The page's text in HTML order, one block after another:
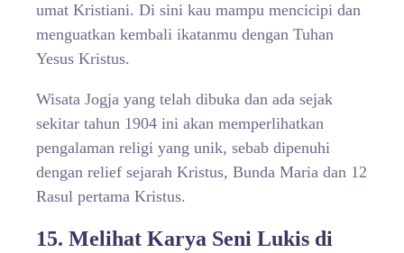
umat Kristiani. Di sini kau mampu mencicipi dan
menguatkan kembali ikatanmu dengan Tuhan
Yesus Kristus.
Wisata Jogja yang telah dibuka dan ada sejak
sekitar tahun 1904 ini akan memperlihatkan
pengalaman religi yang unik, sebab dipenuhi
dengan relief sejarah Kristus, Bunda Maria dan 12
Rasul pertama Kristus.
15. Melihat Karya Seni Lukis di